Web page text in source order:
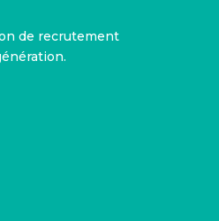
de recrutement